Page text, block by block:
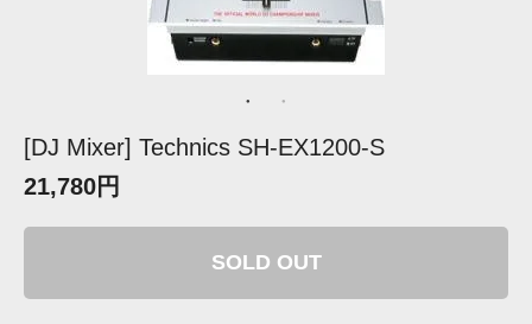
[DJ Mixer] Technics SH-EX1200-S
21,780円
SOLD OUT